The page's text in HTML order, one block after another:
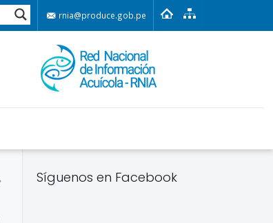
rnia@produce.gob.pe
Síguenos en Facebook